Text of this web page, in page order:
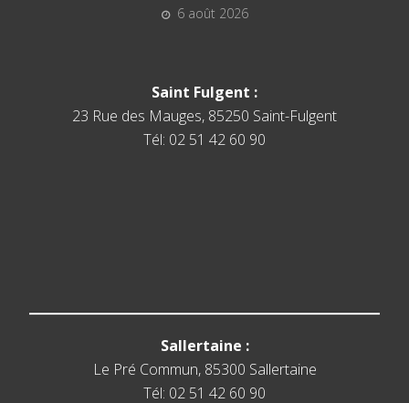
6 août 2026
Saint Fulgent :
23 Rue des Mauges, 85250 Saint-Fulgent
Tél: 02 51 42 60 90
Sallertaine :
Le Pré Commun, 85300 Sallertaine
Tél: 02 51 42 60 90